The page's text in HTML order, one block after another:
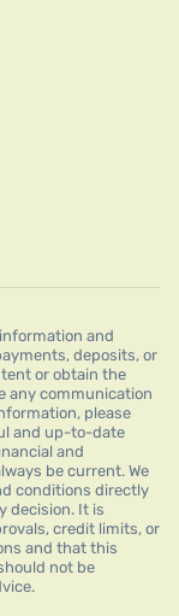
and
deposits, or
or obtain the
any communication
please
and up-to-date
and
be current. We
conditions directly
decision. It is
credit limits, or
and that this
not be